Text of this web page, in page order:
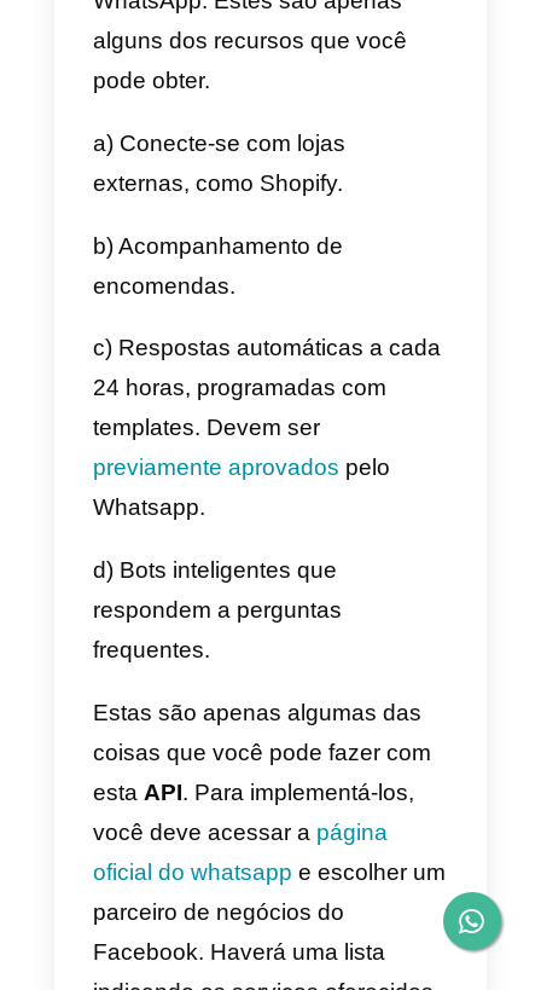
Toda a jornada dos anúncios do
comunicação direta entre a
Economiza muitas etapas que o
conseguia, nem o marketing
digital até recentemente. Isso é
muito benéfico, mas mesmo
assim, a relevância de uma
comunicação eficiente e eficaz
não deve ser negligenciada.
tenham sido estabelecidos, é
importanteacompanhar
ativamente para refinar os
textos que aparecerão até que
sejam precisos
. Além disso, os
fornecedores também devem ser